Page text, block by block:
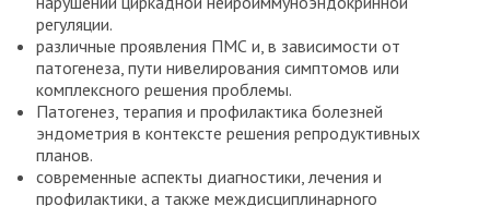
регуляции.
различные проявления ПМС и, в зависимости от
патогенеза, пути нивелирования симптомов или
комплексного решения проблемы.
Патогенез, терапия и профилактика болезней
эндометрия в контексте решения репродуктивных
планов.
современные аспекты диагностики, лечения и
профилактики, а также междисциплинарного